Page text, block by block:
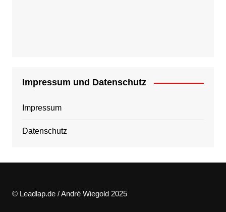
Impressum und Datenschutz
Impressum
Datenschutz
© Leadlap.de / André Wiegold 2025